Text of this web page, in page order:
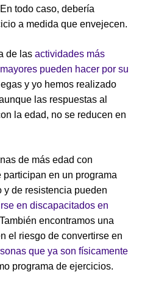
todo caso, debería
a medida que envejecen.
de las actividades más
pueden hacer por su
y yo hemos realizado
las respuestas al
la edad, no se reducen en
de más edad con
en un programa
y de resistencia pueden
en discapacitados en
encontramos una
el riesgo de convertirse en
que ya son físicamente
programa de ejercicios.